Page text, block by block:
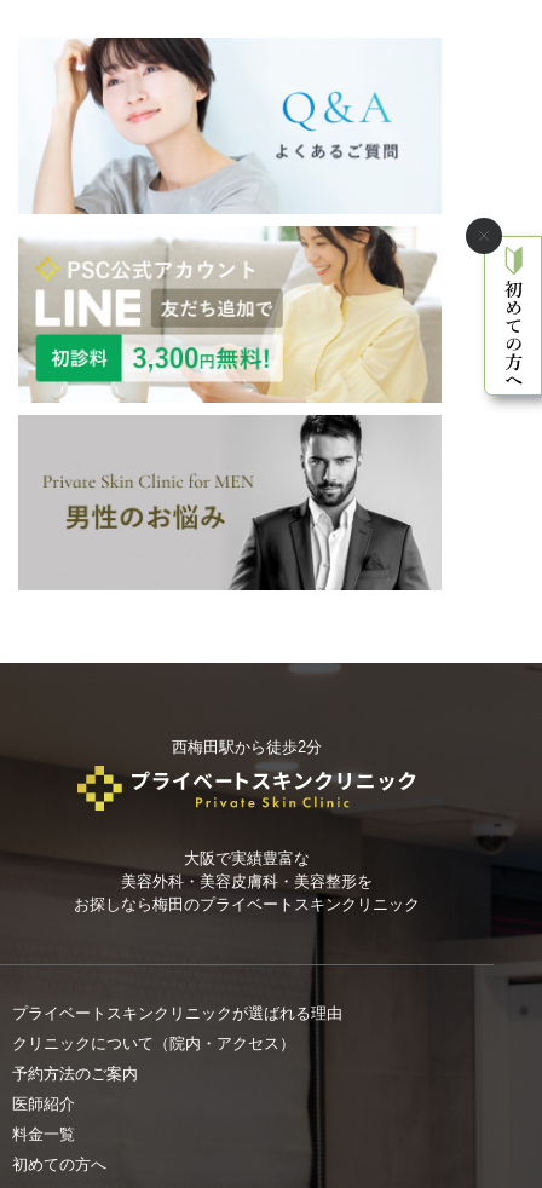
西梅田駅から徒歩2分
大阪で実績豊富な
美容外科・美容皮膚科・美容整形を
お探しなら梅田のプライベートスキンクリニック
プライベートスキンクリニックが選ばれる理由
クリニックについて（院内・アクセス）
予約方法のご案内
医師紹介
料金一覧
初めての方へ